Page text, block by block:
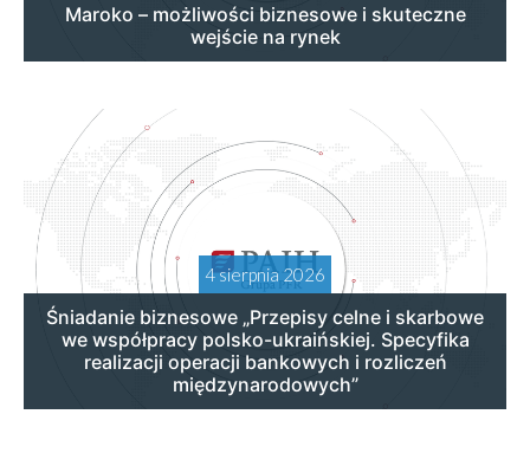
Maroko – możliwości biznesowe i skuteczne
wejście na rynek
4 sierpnia 2026
Śniadanie biznesowe „Przepisy celne i skarbowe
we współpracy polsko-ukraińskiej. Specyfika
realizacji operacji bankowych i rozliczeń
międzynarodowych”